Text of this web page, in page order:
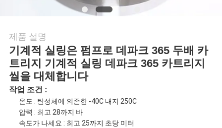
락
주
세
제품 설명
기계적 실링은 펌프로 데파크 365 두배 카
트리지 기계적 실링 데파크 365 카트리지
씰을 대체합니다
작업 조건 :
온도 : 탄성체에 의존한 -40C 내지 250C
압력 : 최고 28까지 바
속도가 나세요 : 최고 25까지 초당 미터